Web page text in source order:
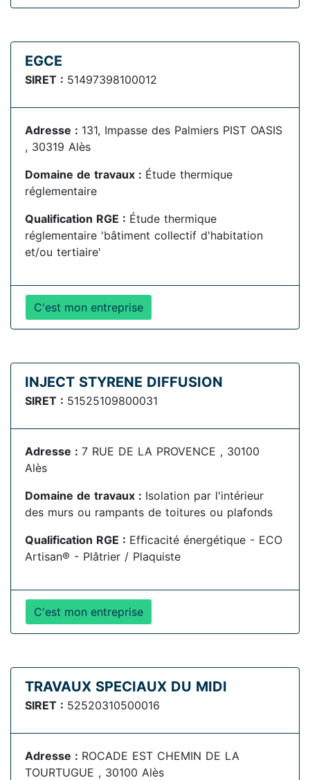
EGCE
SIRET : 51497398100012
Adresse : 131, Impasse des Palmiers PIST OASIS
, 30319 Alès
Domaine de travaux : Étude thermique
réglementaire
Qualification RGE : Étude thermique
réglementaire 'bâtiment collectif d'habitation
et/ou tertiaire'
C'est mon entreprise
INJECT STYRENE DIFFUSION
SIRET : 51525109800031
Adresse : 7 RUE DE LA PROVENCE , 30100
Alès
Domaine de travaux : Isolation par l'intérieur
des murs ou rampants de toitures ou plafonds
Qualification RGE : Efficacité énergétique - ECO
Artisan® - Plâtrier / Plaquiste
C'est mon entreprise
TRAVAUX SPECIAUX DU MIDI
SIRET : 52520310500016
Adresse : ROCADE EST CHEMIN DE LA
TOURTUGUE , 30100 Alès